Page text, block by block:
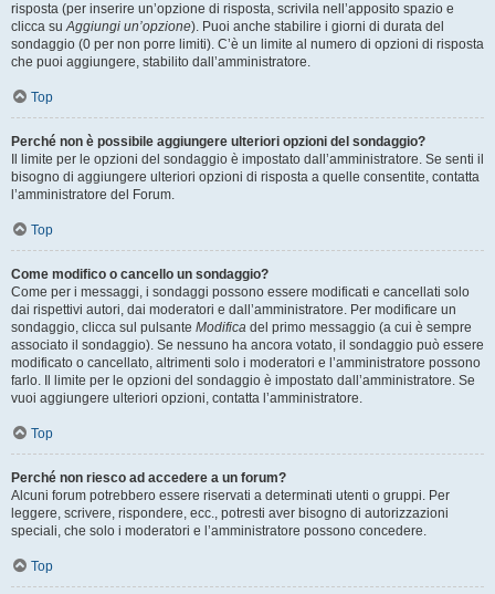
risposta (per inserire un’opzione di risposta, scrivila nell’apposito spazio e
clicca suAggiungi un’opzione). Puoi anche stabilire i giorni di durata del
sondaggio (0 per non porre limiti). C’è un limite al numero di opzioni di risposta
che puoi aggiungere, stabilito dall’amministratore.
Top
Perché non è possibile aggiungere ulteriori opzioni del sondaggio?
Il limite per le opzioni del sondaggio è impostato dall’amministratore. Se senti il
bisogno di aggiungere ulteriori opzioni di risposta a quelle consentite, contatta
l’amministratore del Forum.
Top
Come modifico o cancello un sondaggio?
Come per i messaggi, i sondaggi possono essere modificati e cancellati solo
dai rispettivi autori, dai moderatori e dall’amministratore. Per modificare un
sondaggio, clicca sul pulsante Modifica del primo messaggio (a cui è sempre
associato il sondaggio). Se nessuno ha ancora votato, il sondaggio può essere
modificato o cancellato, altrimenti solo i moderatori e l’amministratore possono
farlo. Il limite per le opzioni del sondaggio è impostato dall’amministratore. Se
vuoi aggiungere ulteriori opzioni, contatta l’amministratore.
Top
Perché non riesco ad accedere a un forum?
Alcuni forum potrebbero essere riservati a determinati utenti o gruppi. Per
leggere, scrivere, rispondere, ecc., potresti aver bisogno di autorizzazioni
speciali, che solo i moderatori e l’amministratore possono concedere.
Top